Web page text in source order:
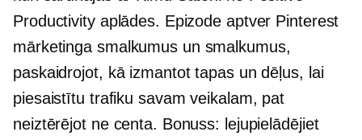
Productivity aplādes. Epizode aptver Pinterest
mārketinga smalkumus un smalkumus,
paskaidrojot, kā izmantot tapas un dēļus, lai
piesaistītu trafiku savam veikalam, pat
neiztērējot ne centa. Bonuss: lejupielādējiet